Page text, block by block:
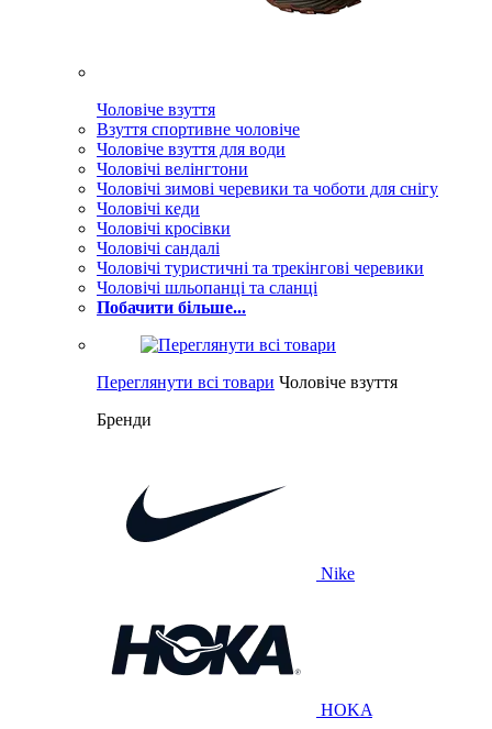
Чоловіче взуття
Взуття спортивне чоловіче
Чоловіче взуття для води
Чоловічі велінгтони
Чоловічі зимові черевики та чоботи для снігу
Чоловічі кеди
Чоловічі кросівки
Чоловічі сандалі
Чоловічі туристичні та трекінгові черевики
Чоловічі шльопанці та сланці
Побачити більше...
Переглянути всі товари Чоловіче взуття
Бренди
Nike
HOKA